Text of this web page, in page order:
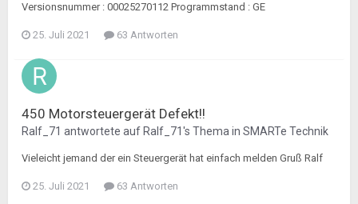
Versionsnummer : 00025270112 Programmstand : GE
25. Juli 2021 63 Antworten
450 Motorsteuergerät Defekt!!
Ralf_71 antwortete auf Ralf_71's Thema in SMARTe Technik
Vieleicht jemand der ein Steuergerät hat einfach melden Gruß Ralf
25. Juli 2021 63 Antworten